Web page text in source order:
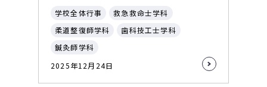
学校全体行事
救急救命士学科
柔道整復師学科
歯科技工士学科
鍼灸師学科
2025年12月24日